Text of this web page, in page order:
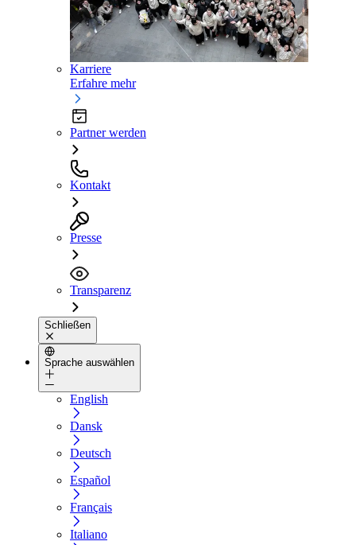
Karriere
Erfahre mehr
Partner werden
Kontakt
Presse
Transparenz
Schließen
Sprache auswählen
English
Dansk
Deutsch
Español
Français
Italiano